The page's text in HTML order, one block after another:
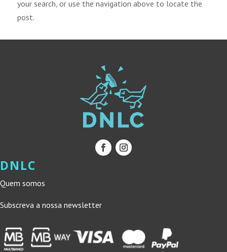
your search, or use the navigation above to locate the
post.
DNLC
Quem somos
Subscreva a nossa newsletter